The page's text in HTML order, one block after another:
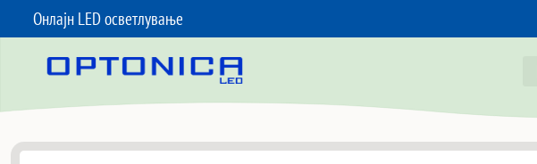
Онлајн LED осветлување